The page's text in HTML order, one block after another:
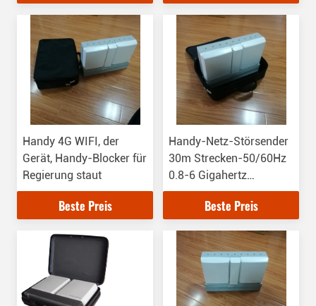
Handy 4G WIFI, der
Gerät, Handy-Blocker für
Regierung staut
Beste Preis
Handy-Netz-Störsender
30m Strecken-50/60Hz
0.8-6 Gigahertz
Frequenzbereich-
Beste Preis